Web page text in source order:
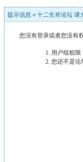
提示信息 » 十二生肖论坛 请
您没有登录或者您没有
用户组权
您还不是论